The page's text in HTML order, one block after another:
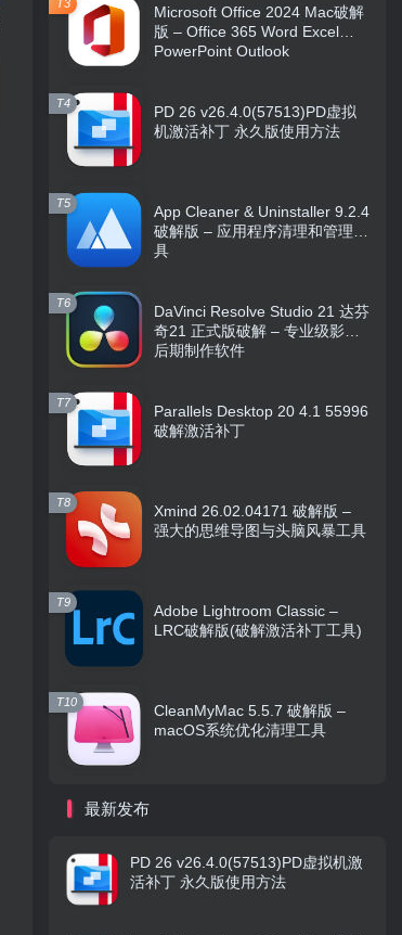
Microsoft Office 2024 Mac破解
版 – Office 365 Word Excel
PowerPoint Outlook
T3
PD 26 v26.4.0(57513)PD虚拟
机激活补丁 永久版使用方法
T4
App Cleaner & Uninstaller 9.2.4
破解版 – 应用程序清理和管理工
具
T5
DaVinci Resolve Studio 21 达芬
奇21 正式版破解 – 专业级影视
后期制作软件
T6
Parallels Desktop 20 4.1 55996
破解激活补丁
T7
Xmind 26.02.04171 破解版 –
强大的思维导图与头脑风暴工具
T8
Adobe Lightroom Classic –
LRC破解版(破解激活补丁工具)
T9
CleanMyMac 5.5.7 破解版 –
macOS系统优化清理工具
T10
最新发布
PD 26 v26.4.0(57513)PD虚拟机激
活补丁 永久版使用方法